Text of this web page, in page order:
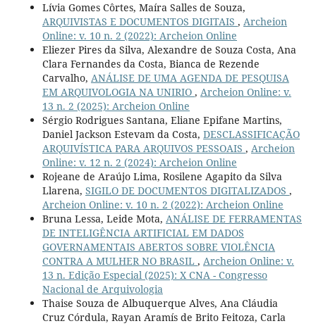
Lívia Gomes Côrtes, Maíra Salles de Souza,
ARQUIVISTAS E DOCUMENTOS DIGITAIS , Archeion
Online: v. 10 n. 2 (2022): Archeion Online
Eliezer Pires da Silva, Alexandre de Souza Costa, Ana
Clara Fernandes da Costa, Bianca de Rezende
Carvalho, ANÁLISE DE UMA AGENDA DE PESQUISA
EM ARQUIVOLOGIA NA UNIRIO , Archeion Online: v.
13 n. 2 (2025): Archeion Online
Sérgio Rodrigues Santana, Eliane Epifane Martins,
Daniel Jackson Estevam da Costa, DESCLASSIFICAÇÃO
ARQUIVÍSTICA PARA ARQUIVOS PESSOAIS , Archeion
Online: v. 12 n. 2 (2024): Archeion Online
Rojeane de Araújo Lima, Rosilene Agapito da Silva
Llarena, SIGILO DE DOCUMENTOS DIGITALIZADOS ,
Archeion Online: v. 10 n. 2 (2022): Archeion Online
Bruna Lessa, Leide Mota, ANÁLISE DE FERRAMENTAS
DE INTELIGÊNCIA ARTIFICIAL EM DADOS
GOVERNAMENTAIS ABERTOS SOBRE VIOLÊNCIA
CONTRA A MULHER NO BRASIL , Archeion Online: v.
13 n. Edição Especial (2025): X CNA - Congresso
Nacional de Arquivologia
Thaise Souza de Albuquerque Alves, Ana Cláudia
Cruz Córdula, Rayan Aramís de Brito Feitoza, Carla